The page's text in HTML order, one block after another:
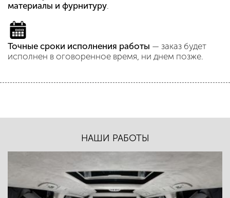
материалы и фурнитуру.
Точные сроки исполнения работы — заказ будет
исполнен в оговоренное время, ни днем позже.
НАШИ РАБОТЫ